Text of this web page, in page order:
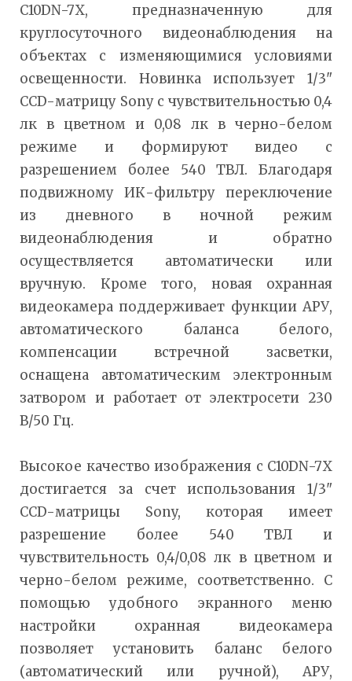
C10DN-7X, предназначенную для
круглосуточного видеонаблюдения на
объектах с изменяющимися условиями
освещенности. Новинка использует 1/3"
CCD-матрицу Sony с чувствительностью 0,4
лк в цветном и 0,08 лк в черно-белом
режиме и формируют видео с
разрешением более 540 ТВЛ. Благодаря
подвижному ИК-фильтру переключение
из дневного в ночной режим
видеонаблюдения и обратно
осуществляется автоматически или
вручную. Кроме того, новая охранная
видеокамера поддерживает функции АРУ,
автоматического баланса белого,
компенсации встречной засветки,
оснащена автоматическим электронным
затвором и работает от электросети 230
В/50 Гц.
Высокое качество изображения с C10DN-7X
достигается за счет использования 1/3"
CCD-матрицы Sony, которая имеет
разрешение более 540 ТВЛ и
чувствительность 0,4/0,08 лк в цветном и
черно-белом режиме, соответственно. С
помощью удобного экранного меню
настройки охранная видеокамера
позволяет установить баланс белого
(автоматический или ручной), АРУ,